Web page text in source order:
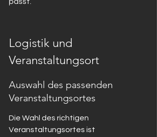
Logistik und
Veranstaltungsort
Auswahl des passenden
Veranstaltungsortes
Die Wahl des richtigen
Veranstaltungsortes ist